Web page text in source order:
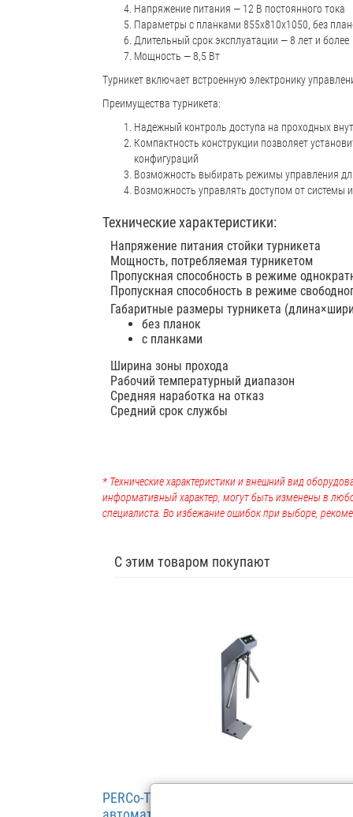
Напряжение питания — 12 В постоянного тока
Параметры с планками 855х810х1050, без
Длительный срок эксплуатации — 8 лет и более
Мощность — 8,5 Вт
Турникет включает встроенную электронику
Преимущества турникета:
Надежный контроль доступа на проходных
Компактность конструкции позволяет
конфигураций
Возможность выбирать режимы управления
Возможность управлять доступом от
Технические характеристики:
Напряжение питания стойки турникета
Мощность, потребляемая турникетом
Пропускная способность в режиме
Пропускная способность в режиме
Габаритные размеры турникета
без планок
с планками
Ширина зоны прохода
Рабочий температурный диапазон
Средняя наработка на отказ
Средний срок службы
* Технические характеристики и внешний вид
информативный характер, могут быть изменены в
специалиста. Во избежание ошибок при выборе,
С этим товаром покупают
PERCo-TTR-07.1G Турникет эл/мех с